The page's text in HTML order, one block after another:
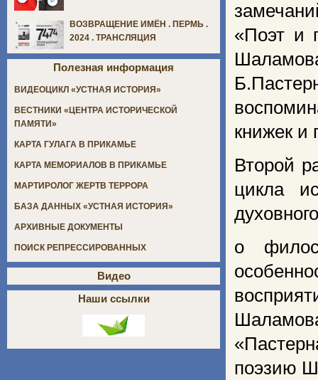
«Поэт и
книжек и
Второй
цикла
о
поэзию
ВОЗВРАЩЕНИЕ ИМЁН . ПЕРМЬ .
2024 . ТРАНСЛЯЦИЯ
Полезная информация
ВИДЕОЦИКЛ «УСТНАЯ ИСТОРИЯ»
ВЕСТНИКИ «ЦЕНТРА ИСТОРИЧЕСКОЙ
ПАМЯТИ»
КАРТА ГУЛАГА В ПРИКАМЬЕ
КАРТА МЕМОРИАЛОВ В ПРИКАМЬЕ
МАРТИРОЛОГ ЖЕРТВ ТЕРРОРА
БАЗА ДАННЫХ «УСТНАЯ ИСТОРИЯ»
АРХИВНЫЕ ДОКУМЕНТЫ
ПОИСК РЕПРЕССИРОВАННЫХ
Видео
Наши ссылки